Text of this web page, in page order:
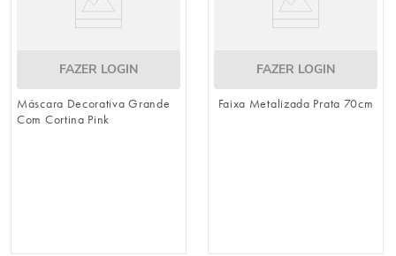
FAZER LOGIN
Máscara Decorativa Grande
Com Cortina Pink
FAZER LOGIN
Faixa Metalizada Prata 70cm